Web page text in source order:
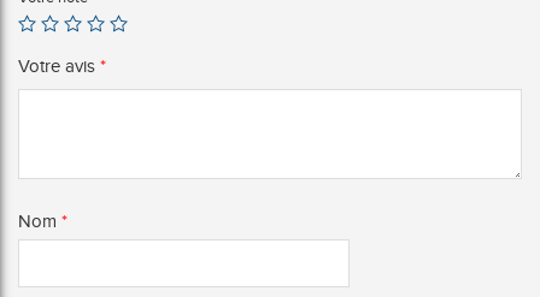
Votre avis *
Nom *